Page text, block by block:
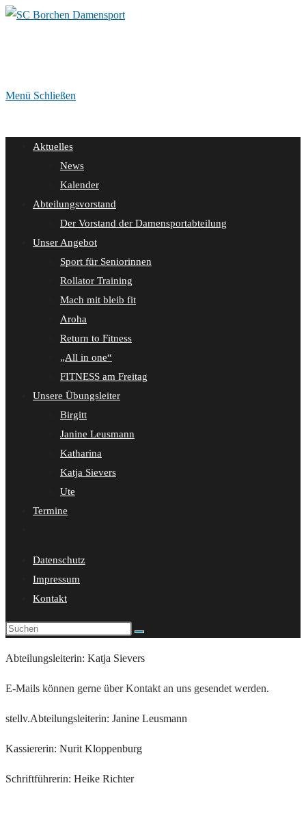
Zum
Menü Schließen
Aktuelles
News
Kalender
Abteilungsvorstand
Der Vorstand der Damensportabteilung
Unser Angebot
Sport für Seniorinnen
Rollator Training
Mach mit bleib fit
Aroha
Return to Fitness
„All in one“
FITNESS am Freitag
Unsere Übungsleiter
Birgitt
Janine Leusmann
Katharina
Katja Sievers
Ute
Termine
umschalten
Datenschutz
Impressum
Kontakt
Abteilungsleiterin: Katja Sievers
E-Mails können gerne über Kontakt an uns gesendet werden.
stellv.Abteilungsleiterin: Janine Leusmann
Kassiererin: Nurit Kloppenburg
Schriftführerin: Heike Richter